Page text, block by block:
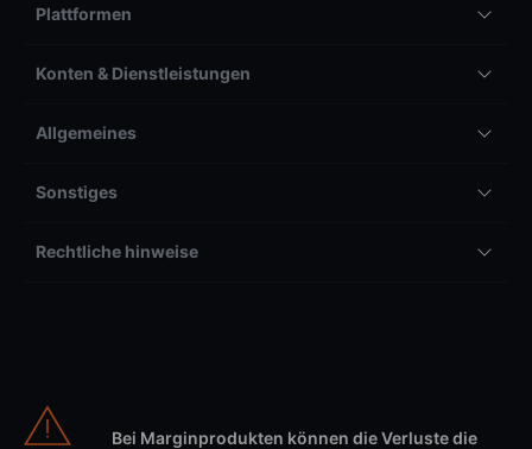
Plattformen
Konten & Dienstleistungen
Allgemeines
Sonstiges
Rechtliche hinweise
Bei Marginprodukten können die Verluste die